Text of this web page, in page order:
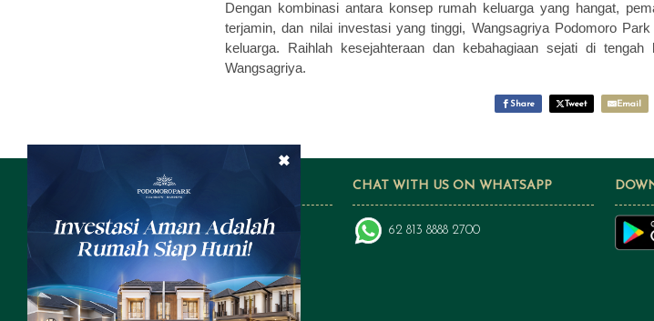
Dengan kombinasi antara konsep rumah keluarga yang hangat,
terjamin, dan nilai investasi yang tinggi, Wangsagriya Podomoro
keluarga. Raihlah kesejahteraan dan kebahagiaan sejati di
Wangsagriya.
Share Tweet Email
×
FOLLOW US ON SOCIAL MEDIA CHAT WITH US ON WHATSAPP
62 813 8888 2700